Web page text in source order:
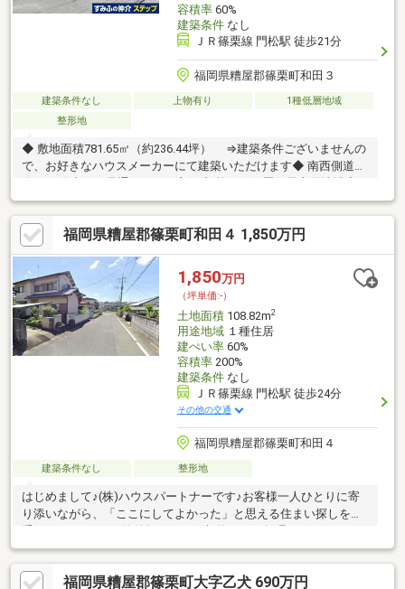
容積率60%
建築条件なし
ＪＲ篠栗線 門松駅 徒歩21分
福岡県糟屋郡篠栗町和田３
建築条件なし 上物有り
1種低層地域
整形地
◆ 敷地面積781.65㎡（約236.44坪） ⇒建築条件ございませんの
で、お好きなハウスメーカーにて建築いただけます◆ 南西側道
コンビニ徒歩10分 ⇒徒歩圏でお買い物が可能です◆ 徒歩15分
圏内に公園多数有り
福岡県糟屋郡篠栗町和田４ 1,850万円
1,850万円
（坪単価:-）
土地面積108.82m2
用途地域１種住居
建ぺい率60%
容積率200%
建築条件なし
ＪＲ篠栗線 門松駅 徒歩24分
その他の交通
福岡県糟屋郡篠栗町和田４
建築条件なし 整形地
はじめまして♪(株)ハウスパートナーです♪お客様一人ひとりに寄
り添いながら、「ここにしてよかった」と思える住まい探しをお
しっかりサポートいたします♪☆良いところだけでなく、気にな
る点もしっかりご説明☆丁寧で分かりやすいご案内を心がけてい
ます☆ご購入後のアフターフォローも安心です♪＼当日のご見学
福岡県糟屋郡篠栗町大字乙犬 690万円